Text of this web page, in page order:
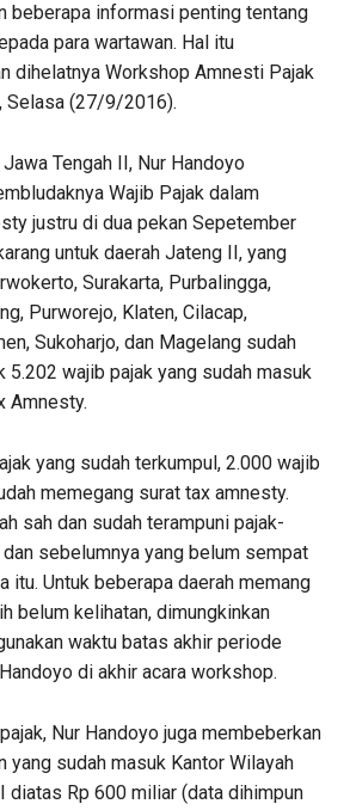
beberapa informasi penting tentang
para wartawan. Hal itu
dihelatnya Workshop Amnesti Pajak
Selasa (27/9/2016).
Tengah II, Nur Handoyo
Wajib Pajak dalam
justru di dua pekan Sepetember
untuk daerah Jateng II, yang
Surakarta, Purbalingga,
Purworejo, Klaten, Cilacap,
Sukoharjo, dan Magelang sudah
5.202 wajib pajak yang sudah masuk
Amnesty.
yang sudah terkumpul, 2.000 wajib
memegang surat tax amnesty.
sah dan sudah terampuni pajak-
sebelumnya yang belum sempat
itu. Untuk beberapa daerah memang
belum kelihatan, dimungkinkan
waktu batas akhir periode
di akhir acara workshop.
Nur Handoyo juga membeberkan
yang sudah masuk Kantor Wilayah
diatas Rp 600 miliar (data dihimpun